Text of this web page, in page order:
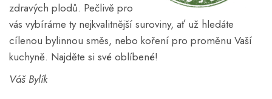
zdravých plodů. Pečlivě pro
vás vybíráme ty nejkvalitnější suroviny, ať už hledáte
cílenou bylinnou směs, nebo koření pro proměnu Vaší
kuchyně. Najděte si své oblíbené!
Váš Bylík